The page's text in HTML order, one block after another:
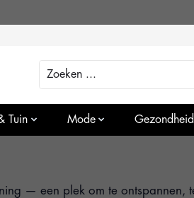
Zoeken
Tuin Mode Gezondheid
— een plek om te